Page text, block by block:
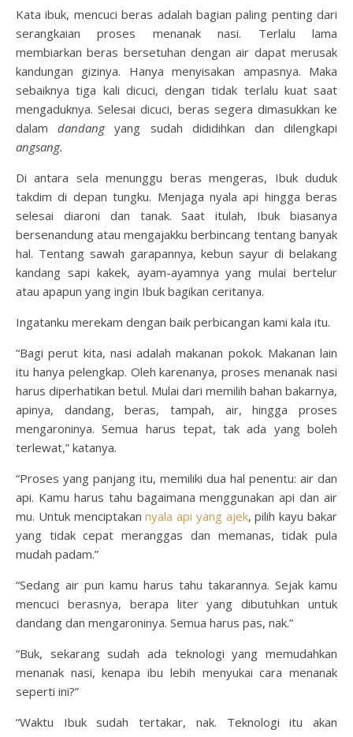
Kata ibuk, mencuci beras adalah bagian paling penting dari
serangkaian proses menanak nasi. Terlalu lama
membiarkan beras bersetuhan dengan air dapat merusak
kandungan gizinya. Hanya menyisakan ampasnya. Maka
sebaiknya tiga kali dicuci, dengan tidak terlalu kuat saat
mengaduknya. Selesai dicuci, beras segera dimasukkan ke
dalamdandangyang sudah dididihkan dan dilengkapi
angsang.
Di antara sela menunggu beras mengeras, Ibuk duduk
takdim di depan tungku. Menjaga nyala api hingga beras
selesai diaroni dan tanak. Saat itulah, Ibuk biasanya
bersenandung atau mengajakku berbincang tentang banyak
hal. Tentang sawah garapannya, kebun sayur di belakang
kandang sapi kakek, ayam-ayamnya yang mulai bertelur
atau apapun yang ingin Ibuk bagikan ceritanya.
Ingatanku merekam dengan baik perbicangan kami kala itu.
“Bagi perut kita, nasi adalah makanan pokok. Makanan lain
itu hanya pelengkap. Oleh karenanya, proses menanak nasi
harus diperhatikan betul. Mulai dari memilih bahan bakarnya,
apinya, dandang, beras, tampah, air, hingga proses
mengaroninya. Semua harus tepat, tak ada yang boleh
terlewat,” katanya.
“Proses yang panjang itu, memiliki dua hal penentu: air dan
api. Kamu harus tahu bagaimana menggunakan api dan air
mu. Untuk menciptakannyala api yang ajek, pilih kayu bakar
yang tidak cepat meranggas dan memanas, tidak pula
mudah padam.”
“Sedang air pun kamu harus tahu takarannya. Sejak kamu
mencuci berasnya, berapa liter yang dibutuhkan untuk
dandang dan mengaroninya. Semua harus pas, nak.”
“Buk, sekarang sudah ada teknologi yang memudahkan
menanak nasi, kenapa ibu lebih menyukai cara menanak
seperti ini?”
“Waktu Ibuk sudah tertakar, nak. Teknologi itu akan